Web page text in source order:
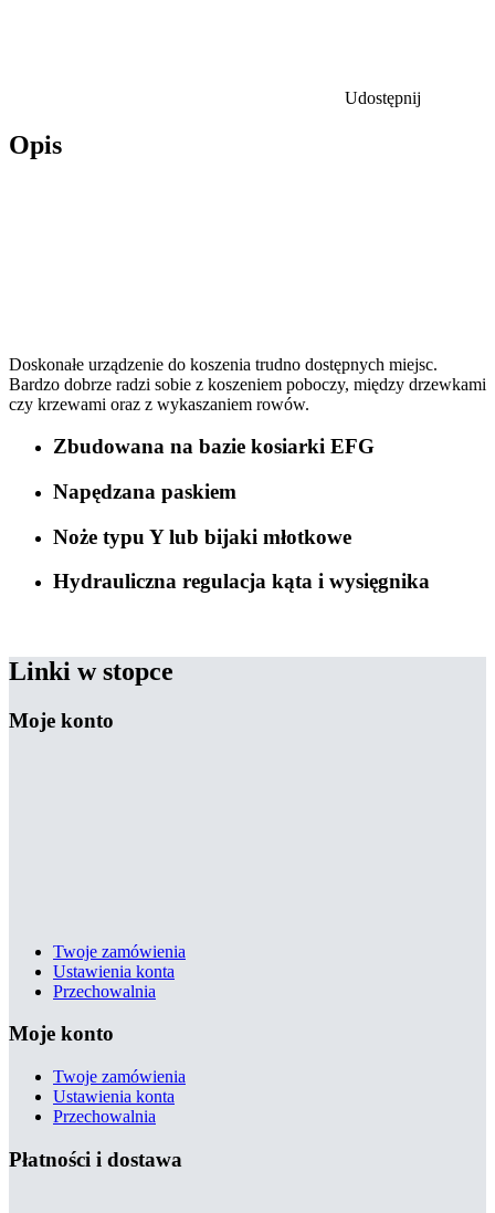
Udostępnij
Opis
Doskonałe urządzenie do koszenia trudno dostępnych miejsc.
Bardzo dobrze radzi sobie z koszeniem poboczy, między drzewkami
czy krzewami oraz z wykaszaniem rowów.
Zbudowana na bazie kosiarki EFG
Napędzana paskiem
Noże typu Y lub bijaki młotkowe
Hydrauliczna regulacja kąta i wysięgnika
Linki w stopce
Moje konto
Twoje zamówienia
Ustawienia konta
Przechowalnia
Moje konto
Twoje zamówienia
Ustawienia konta
Przechowalnia
Płatności i dostawa